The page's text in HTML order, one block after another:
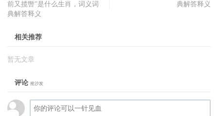
前又揽辔”是什么生肖，词义词
典解答释义
典解答释义
相关推荐
暂无文章
评论 抢沙发